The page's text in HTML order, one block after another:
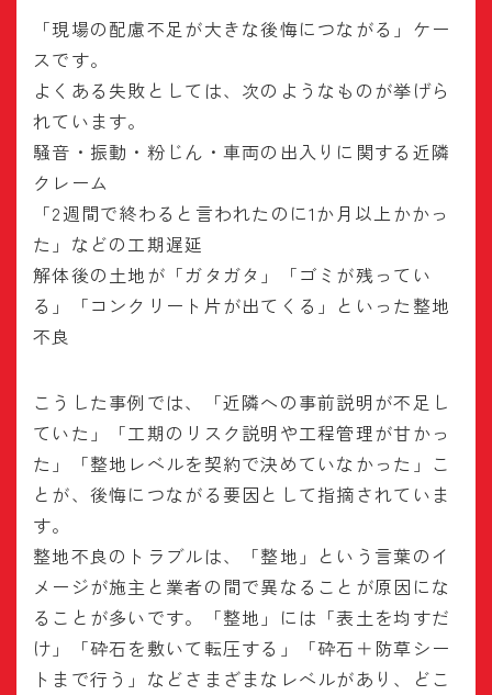
「現場の配慮不足が大きな後悔につながる」ケー
スです。
よくある失敗としては、次のようなものが挙げら
れています。
騒音・振動・粉じん・車両の出入りに関する近隣
クレーム
「2週間で終わると言われたのに1か月以上かかっ
た」などの工期遅延
解体後の土地が「ガタガタ」「ゴミが残ってい
る」「コンクリート片が出てくる」といった整地
不良
こうした事例では、「近隣への事前説明が不足し
ていた」「工期のリスク説明や工程管理が甘かっ
た」「整地レベルを契約で決めていなかった」こ
とが、後悔につながる要因として指摘されていま
す。
整地不良のトラブルは、「整地」という言葉のイ
メージが施主と業者の間で異なることが原因にな
ることが多いです。「整地」には「表土を均すだ
け」「砕石を敷いて転圧する」「砕石＋防草シー
トまで行う」などさまざまなレベルがあり、どこ